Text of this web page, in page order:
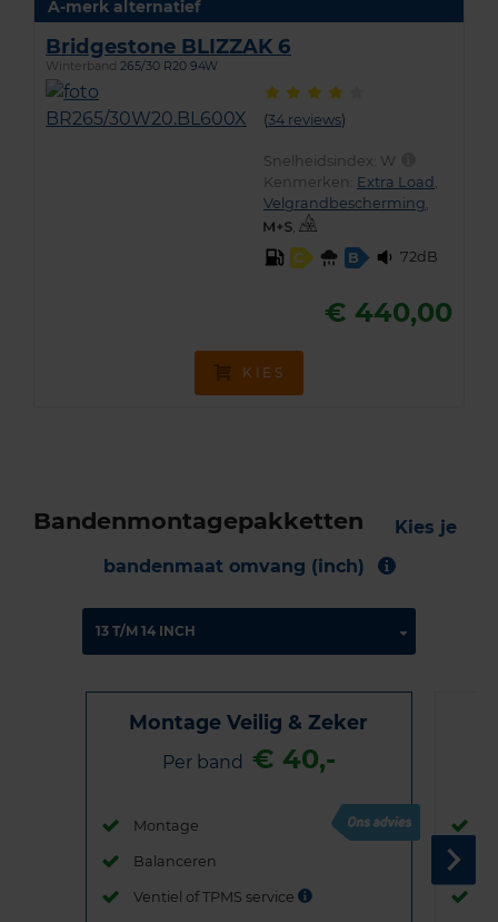
A-merk alternatief
Bridgestone BLIZZAK 6
Winterband 265/30 R20 94W
(34 reviews)
Snelheidsindex: W
Kenmerken: Extra Load ,
Velgrandbescherming,
,
C
B 72dB
€ 440,00
KIES
Bandenmontagepakketten
Kies je
bandenmaat omvang (inch)
Montage Veilig & Zeker
Per band € 40,-
Montage
Balanceren
Ventiel of TPMS service